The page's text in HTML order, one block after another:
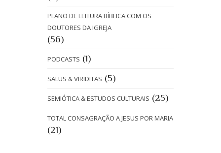
PLANO DE LEITURA BÍBLICA COM OS
DOUTORES DA IGREJA
(56)
PODCASTS (1)
SALUS & VIRIDITAS (5)
SEMIÓTICA & ESTUDOS CULTURAIS (25)
TOTAL CONSAGRAÇÃO A JESUS POR MARIA
(21)